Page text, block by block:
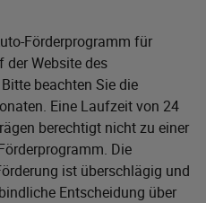
Förderprogramm für
der Website des
beachten Sie die
Eine Laufzeit von 24
berechtigt nicht zu einer
Die
ist überschlägig und
Entscheidung über